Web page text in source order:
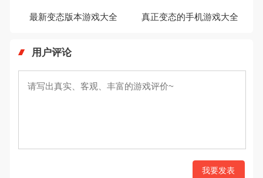
最新变态版本游戏大全 真正变态的手机游戏大全
用户评论
我要发表